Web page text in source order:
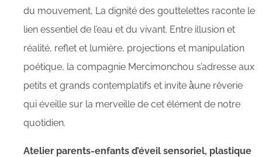
du mouvement, La dignité des gouttelettes raconte le
lien essentiel de l’eau et du vivant. Entre illusion et
réalité, reflet et lumière, projections et manipulation
poétique, la compagnie Mercimonchou s’adresse aux
petits et grands contemplatifs et invite à̀une rêverie
qui éveille sur la merveille de cet élément de notre
quotidien.
Atelier parents-enfants d’éveil sensoriel, plastique